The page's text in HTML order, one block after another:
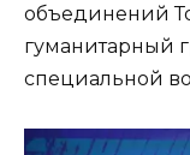
объединений
гуманитарный
специальной